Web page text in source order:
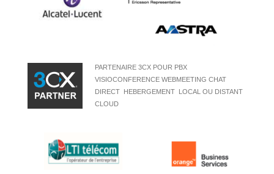
PARTENAIRE 3CX POUR PBX
VISIOCONFERENCE WEBMEETING CHAT
DIRECT HEBERGEMENT LOCAL OU DISTANT
CLOUD